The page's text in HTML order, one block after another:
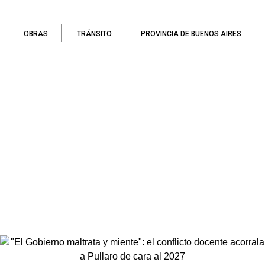
OBRAS TRÁNSITO PROVINCIA DE BUENOS AIRES